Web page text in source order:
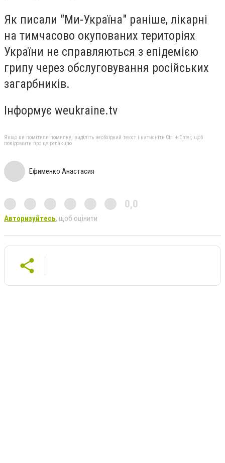
Як писали "Ми-Україна" раніше, лікарні
на тимчасово окупованих територіях
України не справляються з епідемією
грипу через обслуговування російських
загарбників.
Інформує weukraine.tv
Якщо ви помітили помилку, виділіть необхідний текст і натисніть Ctrl + Enter, щоб
повідомити про це редакцію
Ефименко Анастасия
0,0
Авторизуйтесь, щоб оцінити